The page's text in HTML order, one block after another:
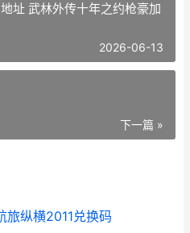
址 武林外传十年之约枪豪加
2026-06-13
下一篇 »
旅纵横2011兑换码